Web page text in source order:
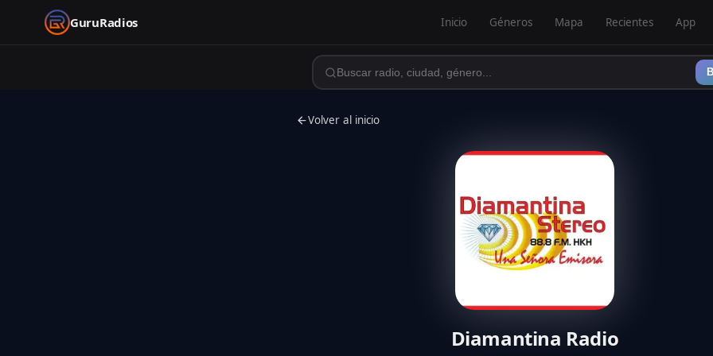
GuruRadios Inicio Géneros Mapa Recientes App
Volver al inicio
Diamantina Radio